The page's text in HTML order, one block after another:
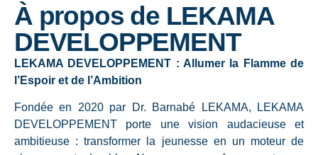
À propos de LEKAMA
DEVELOPPEMENT
LEKAMA DEVELOPPEMENT : Allumer la Flamme de
l’Espoir et de l’Ambition
Fondée en 2020 par Dr. Barnabé LEKAMA, LEKAMA
DEVELOPPEMENT porte une vision audacieuse et
ambitieuse : transformer la jeunesse en un moteur de